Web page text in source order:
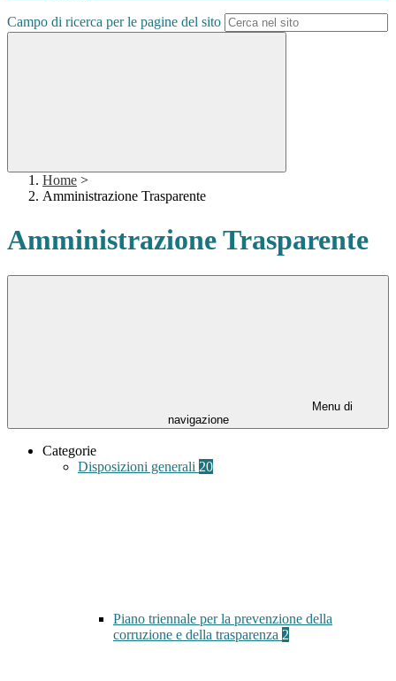
Campo di ricerca per le pagine del sito
Home >
Amministrazione Trasparente
Amministrazione Trasparente
Menu di
navigazione
Categorie
Disposizioni generali 20
Piano triennale per la prevenzione della
corruzione e della trasparenza 2